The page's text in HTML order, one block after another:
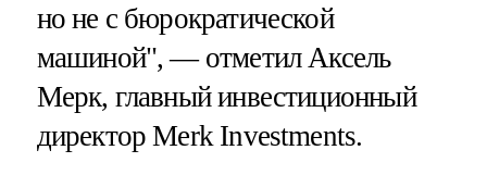
но не с бюрократической
машиной", — отметил Аксель
Мерк, главный инвестиционный
директор Merk Investments.